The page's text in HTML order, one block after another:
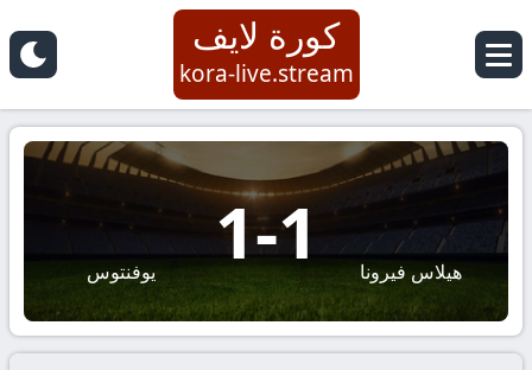
كورة لايف
kora-live.stream
هيلاس فيرونا 1
-
1 يوفنتوس